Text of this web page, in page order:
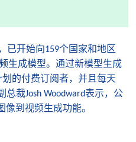
已开始向159个国家和地区
生成模型。通过新模型生成
划的付费订阅者，并且每天
总裁Josh Woodward表示，公
像到视频生成功能。